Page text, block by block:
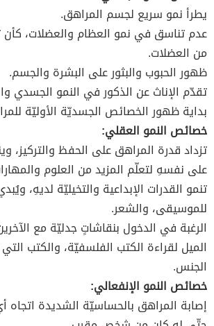
يطرأ نمو سريع لجسم المراهق.
عدم تناسق في نمو العظام والعضلات، كأن
من العضلات.
ظهور الحبوب والبثور على البشرة والجسم.
تقدّم الإناث عن الذكور في النمو الجسدي
بداية ظهور الخصائص الجسديّة الأوليّة
خصائص النمو العقلي:
تزداد قدرة المراهق على الحفظ والتركيز،
على نفسهِ لتعلّم المزيد من العلوم
تنمو القدرات الإبداعية والتخيليّة لديهِ،
للموسيقى، والشعر.
الرغبة في الدخول بنقاشاتٍ جدليّة مع
الميل لقراءة الكتب الفلسفيّة، والكتب
الجنس.
خصائص النمو الإنفعالي:
إصابة المراهق بالحساسيّة الشديدة اتجاه